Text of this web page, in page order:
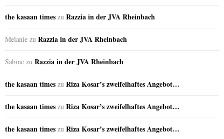
the kasaan times zu Razzia in der JVA Rheinbach
Melanie zu Razzia in der JVA Rheinbach
Sabine zu Razzia in der JVA Rheinbach
the kasaan times zu Riza Kosar’s zweifelhaftes Angebot…
the kasaan times zu Riza Kosar’s zweifelhaftes Angebot…
the kasaan times zu Riza Kosar’s zweifelhaftes Angebot…